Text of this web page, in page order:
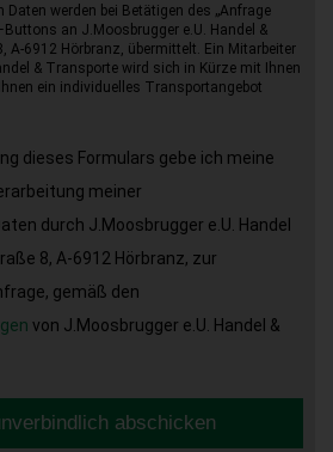
Daten werden bei Betätigen des „Anfrage
an J.Moosbrugger e.U. Handel &
A-6912 Hörbranz, übermittelt. Ein Mitarbeiter
& Transporte wird sich in Kürze mit Ihnen
ein individuelles Transportangebot
dieses Formulars gebe ich meine
meiner
durch J.Moosbrugger e.U. Handel
8, A-6912 Hörbranz, zur
gemäß den
von J.Moosbrugger e.U. Handel &
abschicken